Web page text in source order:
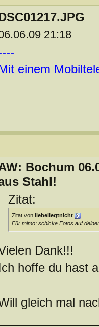
21:18
einem
Bochum
Stahl!
Zitat:
Zitat von liebeliegtnicht
Für mimo: schicke Fotos auf
Dank!!!
hoffe du hast
gleich mal